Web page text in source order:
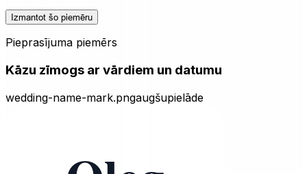
Izmantot šo piemēru
Pieprasījuma piemērs
Kāzu zīmogs ar vārdiem un datumu
wedding-name-mark.pngaugšupielāde